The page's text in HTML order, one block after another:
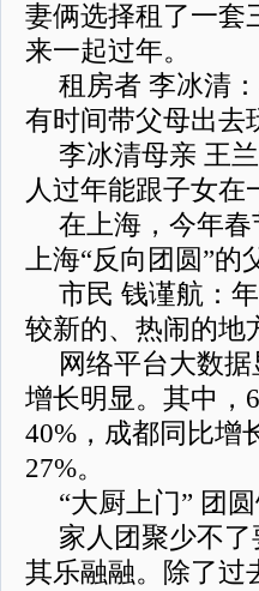
妻俩选择租了一套
来一起过年。
租房者 李冰清
有时间带父母出去
李冰清母亲 王
人过年能跟子女在
在上海，今年
上海“反向团圆”的
市民 钱谨航：
较新的、热闹的地
网络平台大数
增长明显。其中，
40%，成都同比增
27%。
“大厨上门” 团
家人团聚少不
其乐融融。除了过